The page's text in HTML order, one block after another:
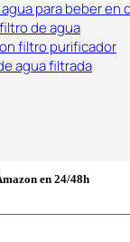
para beber en
de agua
filtro purificador
agua filtrada
en 24/48h